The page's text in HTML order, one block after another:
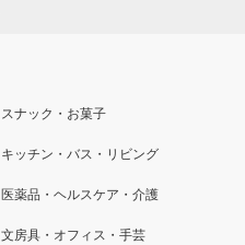
スナック・お菓子
キッチン・バス・リビング
医薬品・ヘルスケア・介護
文房具・オフィス・手芸